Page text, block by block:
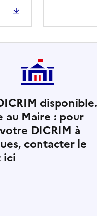
disponible.
au Maire : pour
DICRIM à
contacter le
ici